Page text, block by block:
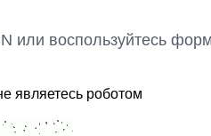
или воспользуйтесь
являетесь роботом